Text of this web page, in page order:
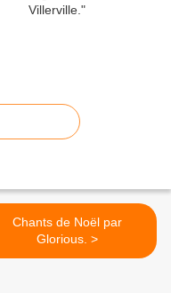
Chants de Noël par
Glorious. >